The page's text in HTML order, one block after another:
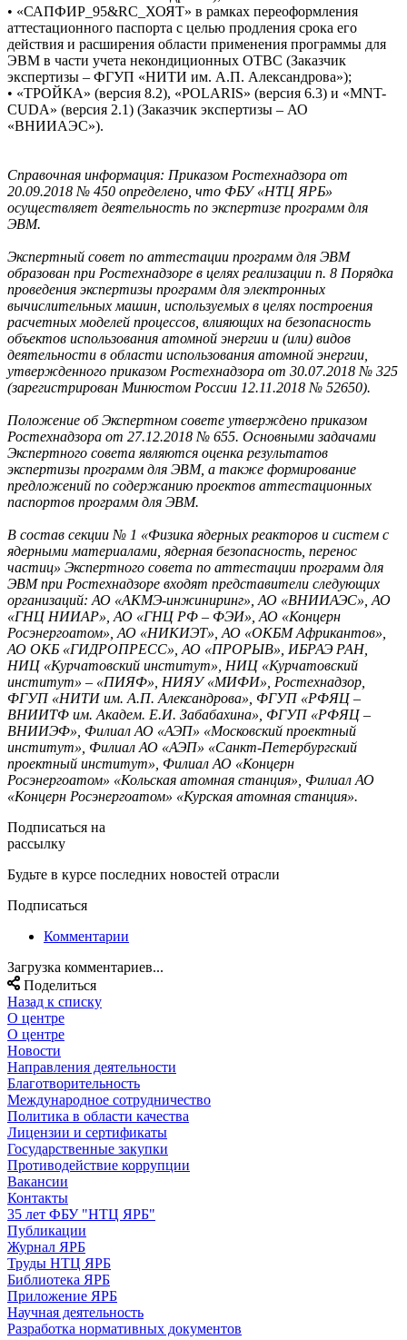
• «САПФИР_95&RC_ХОЯТ» в рамках переоформления
аттестационного паспорта с целью продления срока его
действия и расширения области применения программы для
ЭВМ в части учета некондиционных ОТВС (Заказчик
экспертизы – ФГУП «НИТИ им. А.П. Александрова»);
• «ТРОЙКА» (версия 8.2), «POLARIS» (версия 6.3) и «MNT-
CUDA» (версия 2.1) (Заказчик экспертизы – АО
«ВНИИАЭС»).
Справочная информация: Приказом Ростехнадзора от
20.09.2018 № 450 определено, что ФБУ «НТЦ ЯРБ»
осуществляет деятельность по экспертизе программ для
ЭВМ.
Экспертный совет по аттестации программ для ЭВМ
образован при Ростехнадзоре в целях реализации п. 8 Порядка
проведения экспертизы программ для электронных
вычислительных машин, используемых в целях построения
расчетных моделей процессов, влияющих на безопасность
объектов использования атомной энергии и (или) видов
деятельности в области использования атомной энергии,
утвержденного приказом Ростехнадзора от 30.07.2018 № 325
(зарегистрирован Минюстом России 12.11.2018 № 52650).
Положение об Экспертном совете утверждено приказом
Ростехнадзора от 27.12.2018 № 655. Основными задачами
Экспертного совета являются оценка результатов
экспертизы программ для ЭВМ, а также формирование
предложений по содержанию проектов аттестационных
паспортов программ для ЭВМ.
В состав секции № 1 «Физика ядерных реакторов и систем с
ядерными материалами, ядерная безопасность, перенос
частиц» Экспертного совета по аттестации программ для
ЭВМ при Ростехнадзоре входят представители следующих
организаций: АО «АКМЭ-инжиниринг», АО «ВНИИАЭС», АО
«ГНЦ НИИАР», АО «ГНЦ РФ – ФЭИ», АО «Концерн
Росэнергоатом», АО «НИКИЭТ», АО «ОКБМ Африкантов»,
АО ОКБ «ГИДРОПРЕСС», АО «ПРОРЫВ», ИБРАЭ РАН,
НИЦ «Курчатовский институт», НИЦ «Курчатовский
институт» – «ПИЯФ», НИЯУ «МИФИ», Ростехнадзор,
ФГУП «НИТИ им. А.П. Александрова», ФГУП «РФЯЦ –
ВНИИТФ им. Академ. Е.И. Забабахина», ФГУП «РФЯЦ –
ВНИИЭФ», Филиал АО «АЭП» «Московский проектный
институт», Филиал АО «АЭП» «Санкт-Петербургский
проектный институт», Филиал АО «Концерн
Росэнергоатом» «Кольская атомная станция», Филиал АО
«Концерн Росэнергоатом» «Курская атомная станция».
Подписаться на
рассылку
Будьте в курсе последних новостей отрасли
Подписаться
Комментарии
Загрузка комментариев...
Поделиться
Назад к списку
О центре
О центре
Новости
Направления деятельности
Благотворительность
Международное сотрудничество
Политика в области качества
Лицензии и сертификаты
Государственные закупки
Противодействие коррупции
Вакансии
Контакты
35 лет ФБУ "НТЦ ЯРБ"
Публикации
Журнал ЯРБ
Труды НТЦ ЯРБ
Библиотека ЯРБ
Приложение ЯРБ
Научная деятельность
Разработка нормативных документов